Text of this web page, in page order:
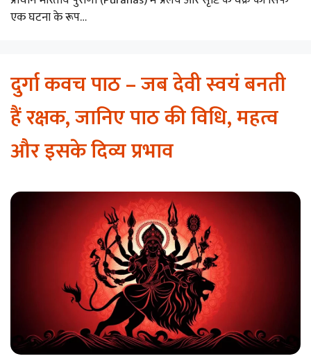
एक घटना के रूप…
दुर्गा कवच पाठ – जब देवी स्वयं बनती
हैं रक्षक, जानिए पाठ की विधि, महत्व
और इसके दिव्य प्रभाव